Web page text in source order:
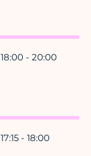
18:00 - 20:00
17:15 - 18:00